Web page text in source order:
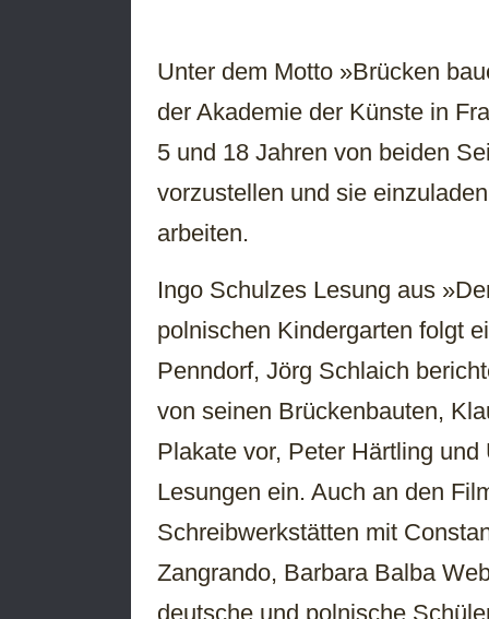
Unter dem Motto »Brücken
der Akademie der Künste in
5 und 18 Jahren von beiden
vorzustellen und sie
arbeiten.
Ingo Schulzes Lesung aus
polnischen Kindergarten folgt
Penndorf, Jörg Schlaich
von seinen Brückenbauten,
Plakate vor, Peter Härtling
Lesungen ein. Auch an den
Schreibwerkstätten mit
Zangrando, Barbara Balba
deutsche und polnische